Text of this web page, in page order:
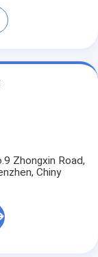
Zhongxin Road,
Chiny